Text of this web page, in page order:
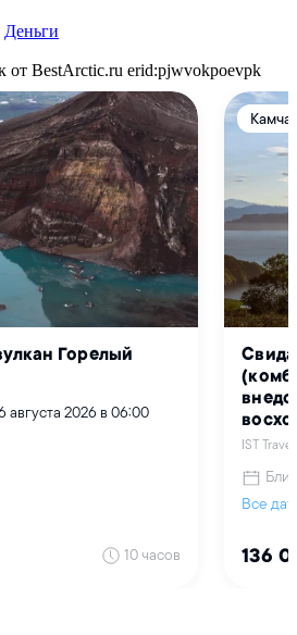
Деньги
от BestArctic.ru erid:pjwvokpoevpk